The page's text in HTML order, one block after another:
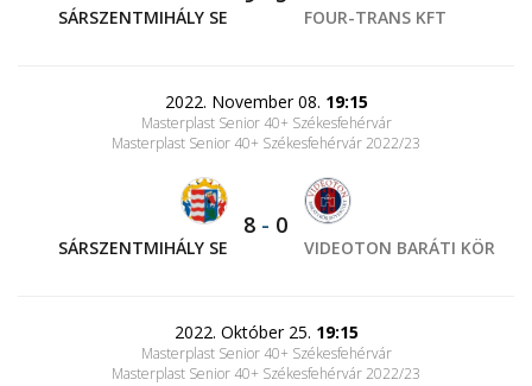
SÁRSZENTMIHÁLY SE FOUR-TRANS KFT
2022. November 08. 19:15
Masterplast Senior 40+ Székesfehérvár
Masterplast Senior 40+ Székesfehérvár 2022/23
SÁRSZENTMIHÁLY SE
8 - 0
VIDEOTON BARÁTI KÖR
2022. Október 25. 19:15
Masterplast Senior 40+ Székesfehérvár
Masterplast Senior 40+ Székesfehérvár 2022/23